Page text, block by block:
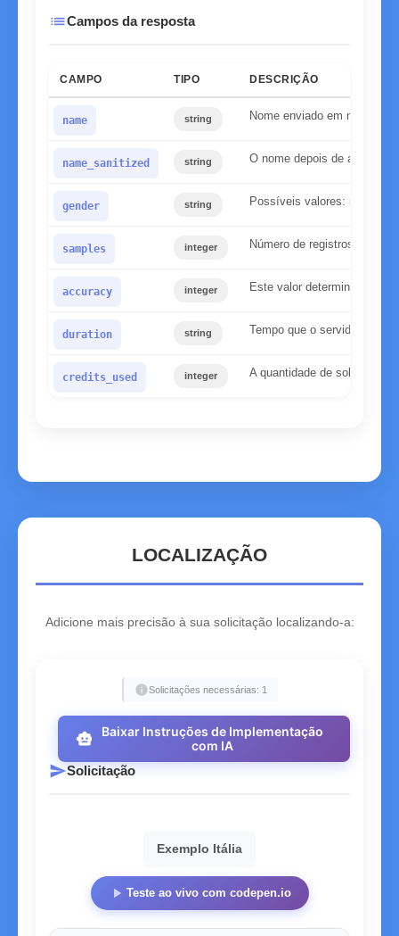
listCampos da resposta
CAMPO TIPO DESCRIÇÃO
name string Nome enviado em
name_sanitized string O nome depois de
gender string Possíveis valores:
samples integer Número de registros
accuracy integer Este valor determina a
duration string Tempo que o servidor
credits_used integer A quantidade de
LOCALIZAÇÃO
Adicione mais precisão à sua solicitação localizando-a:
infoSolicitações necessárias: 1
smart_toy
Baixar Instruções de Implementação
com IA
sendSolicitação
Exemplo Itália
play_arrow Teste ao vivo com codepen.io